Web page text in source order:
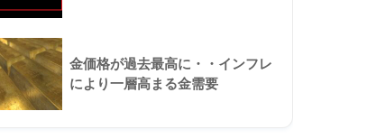
金価格が過去最高に・・インフレ
により一層高まる金需要